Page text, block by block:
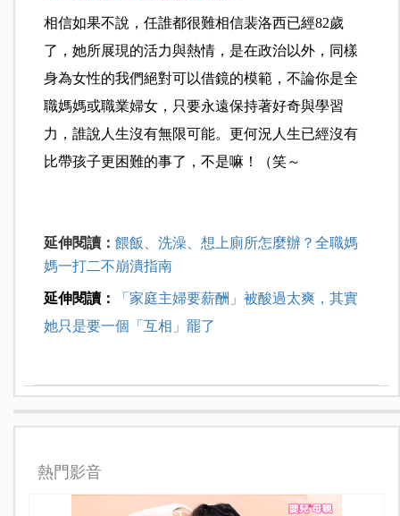
相信如果不說，任誰都很難相信裴洛西已經82歲
了，她所展現的活力與熱情，是在政治以外，同樣
身為女性的我們絕對可以借鏡的模範，不論你是全
職媽媽或職業婦女，只要永遠保持著好奇與學習
力，誰說人生沒有無限可能。更何況人生已經沒有
比帶孩子更困難的事了，不是嘛！（笑～
延伸閱讀：餵飯、洗澡、想上廁所怎麼辦？全職媽
媽一打二不崩潰指南
延伸閱讀：
「家庭主婦要薪酬」被酸過太爽，其實
她只是要一個「互相」罷了
熱門影音